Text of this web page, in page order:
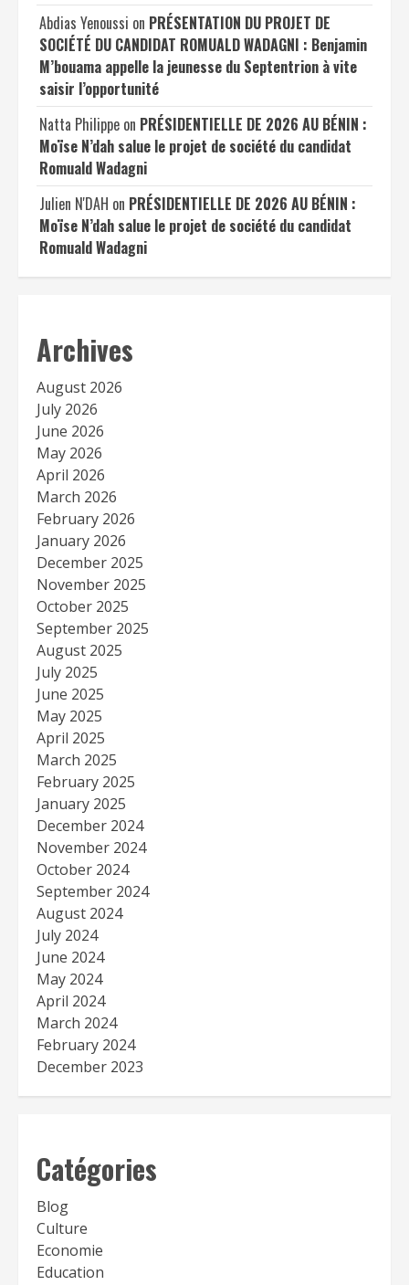
Abdias Yenoussi on PRÉSENTATION DU PROJET DE
SOCIÉTÉ DU CANDIDAT ROMUALD WADAGNI : Benjamin
M’bouama appelle la jeunesse du Septentrion à vite
saisir l’opportunité
Natta Philippe on PRÉSIDENTIELLE DE 2026 AU BÉNIN :
Moïse N’dah salue le projet de société du candidat
Romuald Wadagni
Julien N'DAH on PRÉSIDENTIELLE DE 2026 AU BÉNIN :
Moïse N’dah salue le projet de société du candidat
Romuald Wadagni
Archives
August 2026
July 2026
June 2026
May 2026
April 2026
March 2026
February 2026
January 2026
December 2025
November 2025
October 2025
September 2025
August 2025
July 2025
June 2025
May 2025
April 2025
March 2025
February 2025
January 2025
December 2024
November 2024
October 2024
September 2024
August 2024
July 2024
June 2024
May 2024
April 2024
March 2024
February 2024
December 2023
Catégories
Blog
Culture
Economie
Education